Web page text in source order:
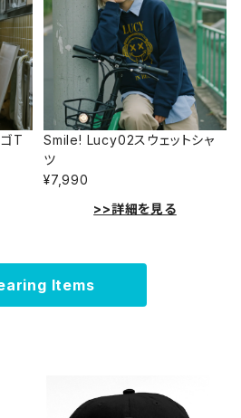
T
Smile! Lucy02スウェットシャ
ツ
¥7,990
>>詳細を見る
Items